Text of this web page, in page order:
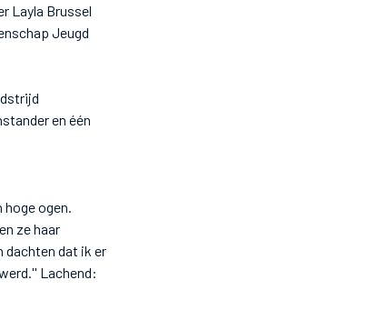
Layla Brussel
Jeugd
en één
ogen.
ze haar
dachten dat ik er
Lachend: